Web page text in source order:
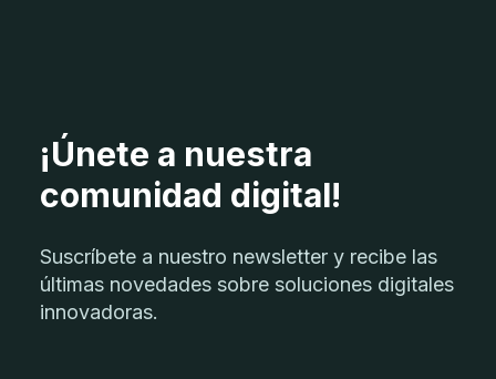
¡Únete a nuestra
comunidad digital!
Suscríbete a nuestro newsletter y recibe las
últimas novedades sobre soluciones digitales
innovadoras.